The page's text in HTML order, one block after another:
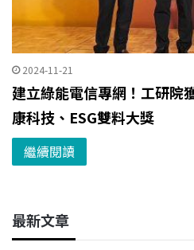
2024-11-21
建立綠能電信專網！工研院
康科技、ESG雙料大獎
繼續閱讀
最新文章